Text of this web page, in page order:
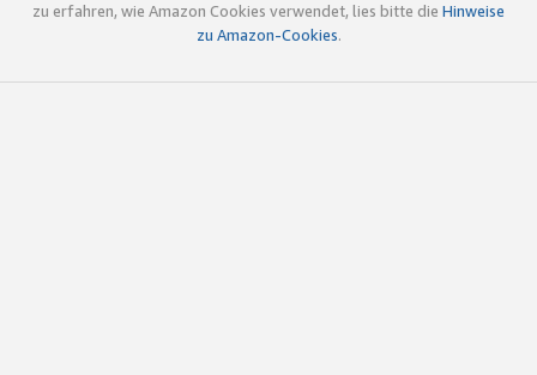
zu erfahren, wie Amazon Cookies verwendet, lies bitte die Hinweise
zu Amazon-Cookies.